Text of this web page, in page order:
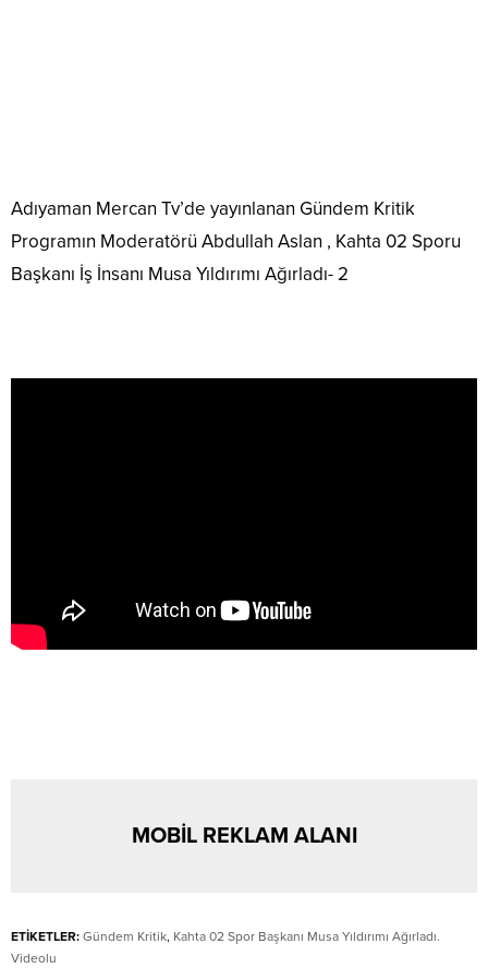
Adıyaman Mercan Tv’de yayınlanan Gündem Kritik
Programın Moderatörü Abdullah Aslan , Kahta 02 Sporu
Başkanı İş İnsanı Musa Yıldırımı Ağırladı- 2
MOBİL REKLAM ALANI
ETİKETLER: Gündem Kritik, Kahta 02 Spor Başkanı Musa Yıldırımı Ağırladı.
Videolu